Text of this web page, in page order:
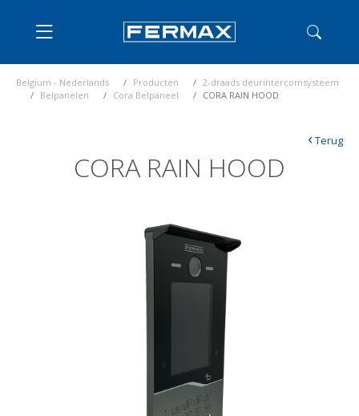
Belgium - Nederlands Producten
2-draads deurintercomsysteem
Belpanelen
Cora Belpaneel CORA RAIN HOOD
CORA RAIN HOOD
‹Terug